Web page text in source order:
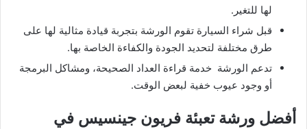
لها للتغير.
قبل شراء السيارة تقوم الورشة بتجربة قيادة مثالية لها على
طرق مختلفة لتحديد الجودة والكفاءة الخاصة بها.
تدعم الورشة خدمة قراءة العداد الصحيحة، ومشاكل البرمجة
أو وجود عيوب خفية لبعض الوقت.
أفضل ورشة تعبئة فريون جينسيس في